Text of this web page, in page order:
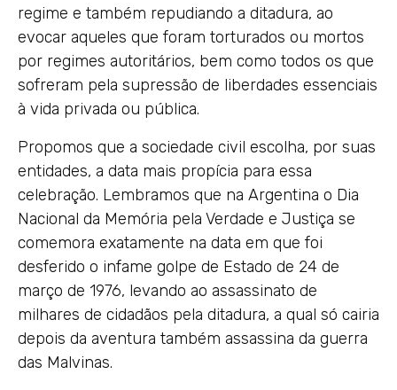
regime e também repudiando a ditadura, ao
evocar aqueles que foram torturados ou mortos
por regimes autoritários, bem como todos os que
sofreram pela supressão de liberdades essenciais
à vida privada ou pública.
Propomos que a sociedade civil escolha, por suas
entidades, a data mais propícia para essa
celebração. Lembramos que na Argentina o Dia
Nacional da Memória pela Verdade e Justiça se
comemora exatamente na data em que foi
desferido o infame golpe de Estado de 24 de
março de 1976, levando ao assassinato de
milhares de cidadãos pela ditadura, a qual só cairia
depois da aventura também assassina da guerra
das Malvinas.